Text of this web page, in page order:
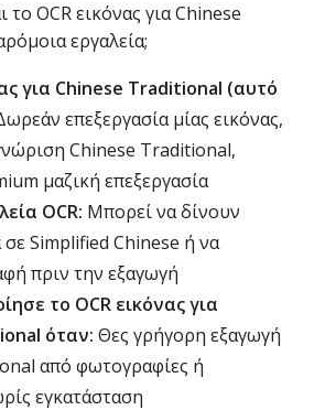
το OCR εικόνας για Chinese
εργαλεία;
για Chinese Traditional (αυτό
επεξεργασία μίας εικόνας,
Chinese Traditional,
μαζική επεξεργασία
OCR: Μπορεί να δίνουν
σε Simplified Chinese ή να
πριν την εξαγωγή
το OCR εικόνας για
όταν: Θες γρήγορη εξαγωγή
από φωτογραφίες ή
εγκατάσταση